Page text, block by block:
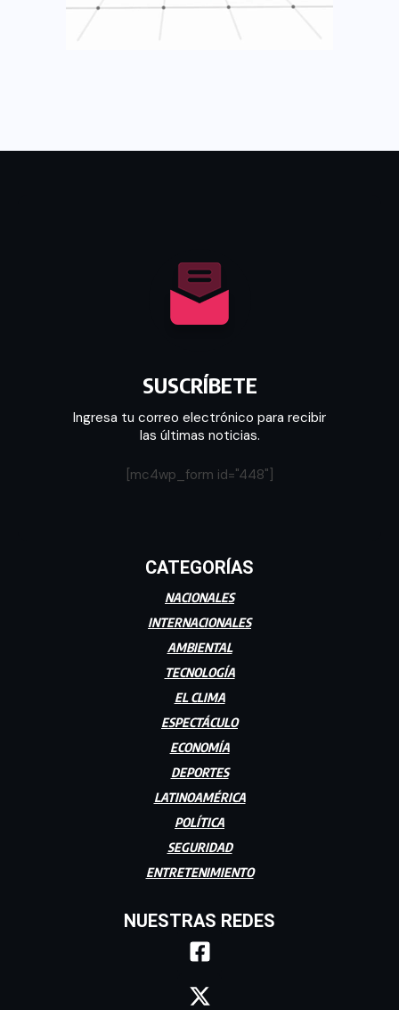
SUSCRÍBETE
Ingresa tu correo electrónico para recibir
las últimas noticias.
[mc4wp_form id="448"]
CATEGORÍAS
NACIONALES
INTERNACIONALES
AMBIENTAL
TECNOLOGÍA
EL CLIMA
ESPECTÁCULO
ECONOMÍA
DEPORTES
LATINOAMÉRICA
POLÍTICA
SEGURIDAD
ENTRETENIMIENTO
NUESTRAS REDES